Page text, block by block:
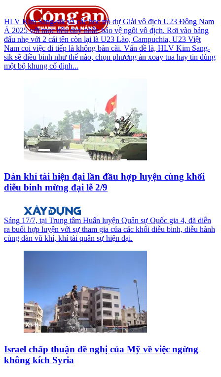
HLV Kim Sang-sik và các học trò dự Giải vô địch U23 Đông Nam
Á 2025 với mục tiêu duy nhất: bảo vệ ngôi vô địch. Rơi vào bảng
đấu nhẹ với 2 cái tên còn lại là U23 Lào, Campuchia, U23 Việt
Nam coi việc đi tiếp là không bàn cãi. Vấn đề là, HLV Kim Sang-
sik sẽ điều binh như thế nào, chọn phương án xoay tua hay tin dùng
một bộ khung cố định...
Dàn khí tài hiện đại lần đầu hợp luyện cùng khối
diễu binh mừng đại lễ 2/9
Sáng 17/7, tại Trung tâm Huấn luyện Quân sự Quốc gia 4, đã diễn
ra buổi hợp luyện với sự tham gia của các khối diễu binh, diễu hành
cùng dàn vũ khí, khí tài quân sự hiện đại.
Israel chấp thuận đề nghị của Mỹ về việc ngừng
không kích Syria